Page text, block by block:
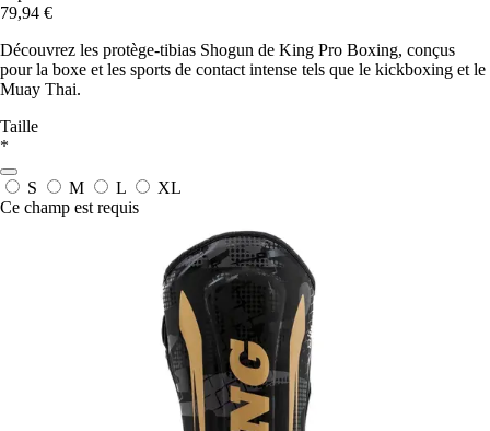
79,94 €
Découvrez les protège-tibias Shogun de King Pro Boxing, conçus
pour la boxe et les sports de contact intense tels que le kickboxing et le
Muay Thai.
Taille
*
S M L
XL
Ce champ est requis